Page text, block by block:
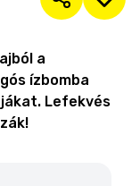
a
ízbomba
Lefekvés